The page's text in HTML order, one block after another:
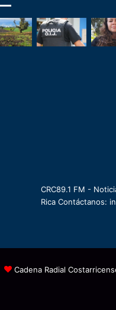
CRC89.1 FM -
Rica Contáctanos:
Cadena Radial